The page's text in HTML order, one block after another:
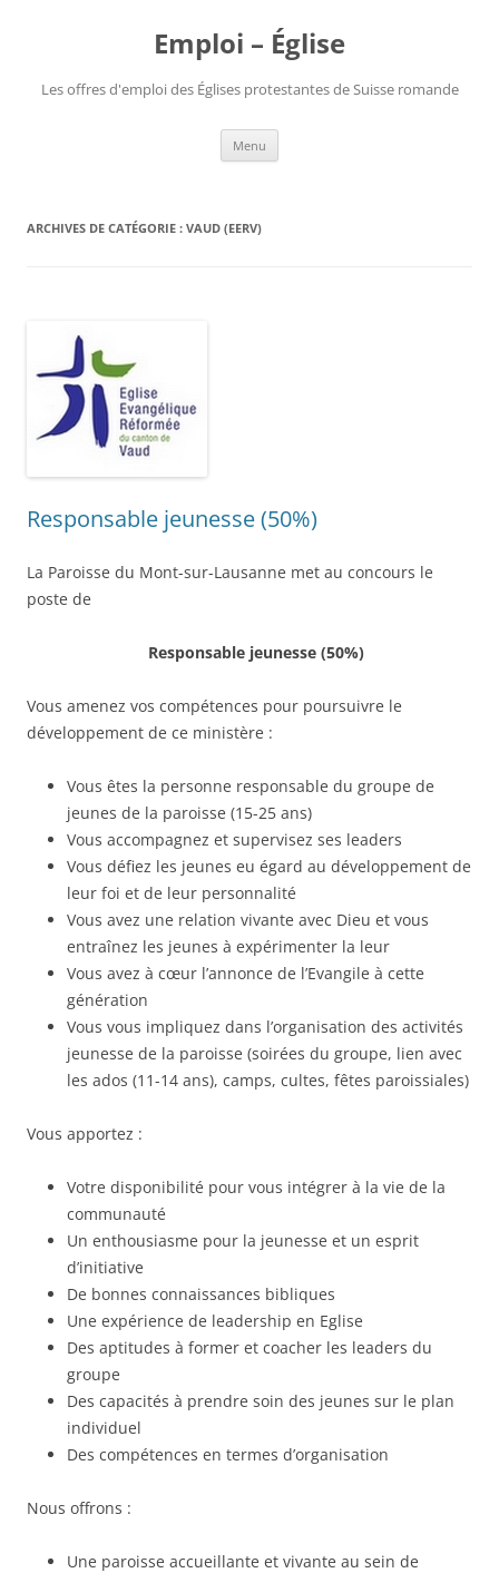
Emploi – Église
Les offres d'emploi des Églises protestantes de Suisse romande
Menu
ARCHIVES DE CATÉGORIE : VAUD (EERV)
Responsable jeunesse (50%)
La Paroisse du Mont-sur-Lausanne met au concours le
poste de
Responsable jeunesse (50%)
Vous amenez vos compétences pour poursuivre le
développement de ce ministère :
Vous êtes la personne responsable du groupe de
jeunes de la paroisse (15-25 ans)
Vous accompagnez et supervisez ses leaders
Vous défiez les jeunes eu égard au développement de
leur foi et de leur personnalité
Vous avez une relation vivante avec Dieu et vous
entraînez les jeunes à expérimenter la leur
Vous avez à cœur l’annonce de l’Evangile à cette
génération
Vous vous impliquez dans l’organisation des activités
jeunesse de la paroisse (soirées du groupe, lien avec
les ados (11-14 ans), camps, cultes, fêtes paroissiales)
Vous apportez :
Votre disponibilité pour vous intégrer à la vie de la
communauté
Un enthousiasme pour la jeunesse et un esprit
d’initiative
De bonnes connaissances bibliques
Une expérience de leadership en Eglise
Des aptitudes à former et coacher les leaders du
groupe
Des capacités à prendre soin des jeunes sur le plan
individuel
Des compétences en termes d’organisation
Nous offrons :
Une paroisse accueillante et vivante au sein de